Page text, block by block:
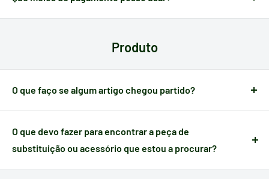
A Electrotodo dispõe dos meios de pagamento mais comuns
verificar o seu método de pagamento antes de efetuar a sua
Produto
O que faço se algum artigo chegou partido?
Quando um artigo apresenta algum defeito causado no
transporte,dispõe de 24 horas a partir do momento da
receção
para nos notificar e poder gerir a ocorrência.
O que devo fazer para encontrar a peça de
substituição ou acessório que estou a procurar?
Escreva no motor de busca do nosso site omodelo do seu